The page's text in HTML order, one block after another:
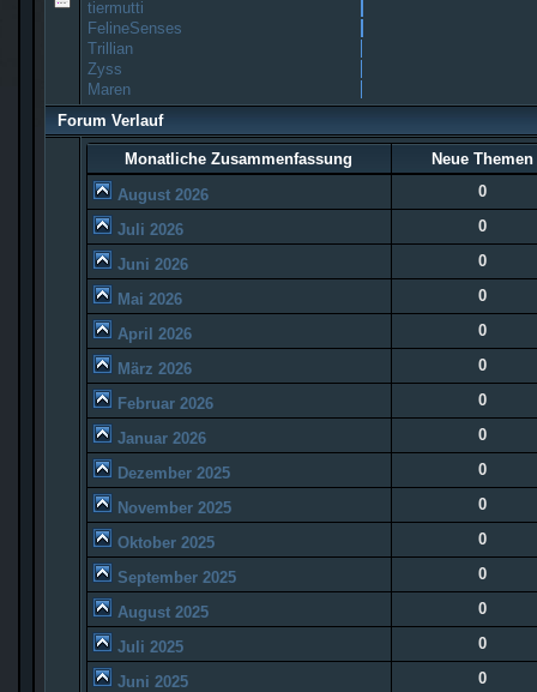
tiermutti
FelineSenses
Trillian
Zyss
Maren
Forum Verlauf
Monatliche Zusammenfassung
Neue Themen
August 2026
0
Juli 2026 0
Juni 2026 0
Mai 2026 0
April 2026 0
März 2026 0
Februar 2026 0
Januar 2026 0
Dezember 2025 0
November 2025 0
Oktober 2025 0
September 2025 0
August 2025 0
Juli 2025 0
Juni 2025 0